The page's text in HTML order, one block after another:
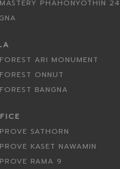
PHAHONYOTHIN 24
ARI MONUMENT
ONNUT
BANGNA
SATHORN
KASET NAWAMIN
RAMA 9